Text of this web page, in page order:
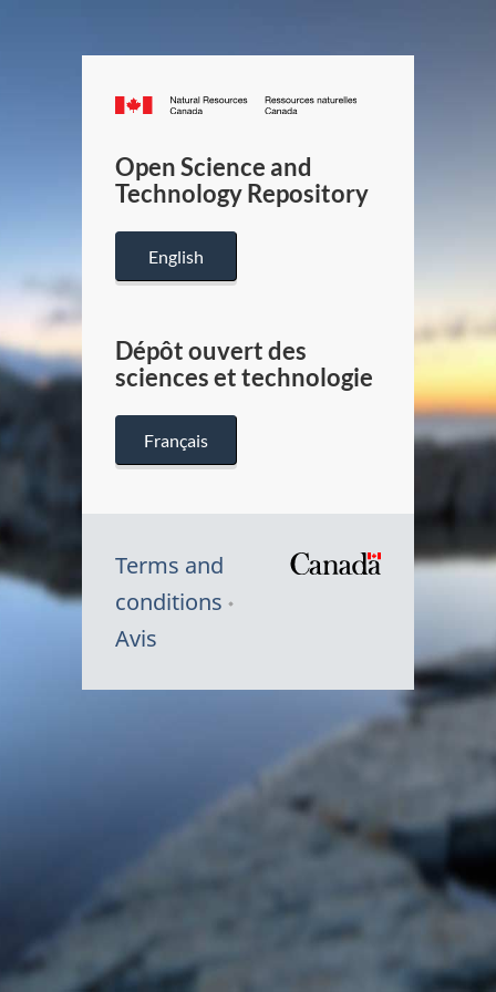
Canada.ca
/
Canada
Open Science and
Technology Repository
English
Dépôt ouvert des
sciences et technologie
Français
Terms and
conditions
Avis
du